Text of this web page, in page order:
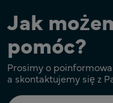
Jak
pomóc?
Prosimy o
a skontaktujemy się z